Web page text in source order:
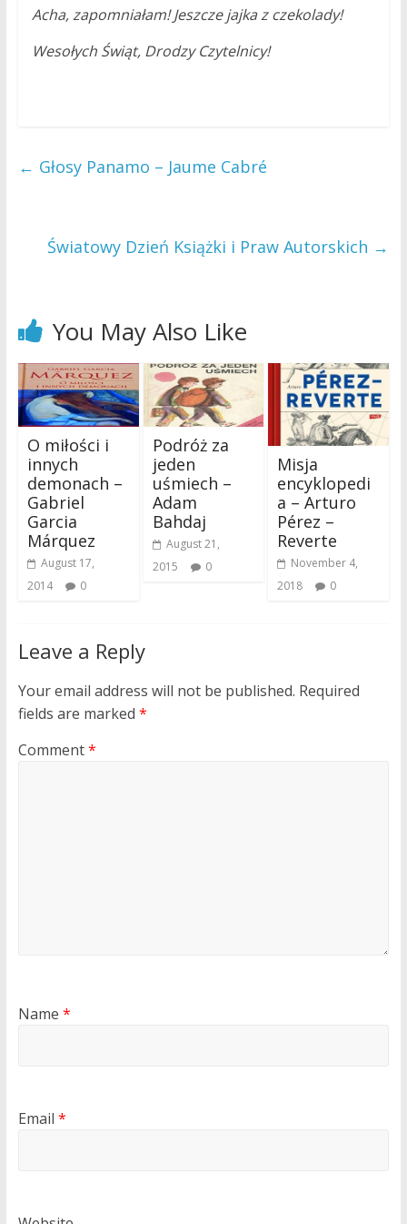
Acha, zapomniałam! Jeszcze jajka z czekolady!
Wesołych Świąt, Drodzy Czytelnicy!
← Głosy Panamo – Jaume Cabré
Światowy Dzień Książki i Praw Autorskich →
You May Also Like
O miłości i
innych
demonach –
Gabriel
Garcia
Márquez
August 17,
2014
0
Podróż za
jeden
uśmiech –
Adam
Bahdaj
August 21,
2015
0
Misja
encyklopedi
a – Arturo
Pérez –
Reverte
November 4,
2018
0
Leave a Reply
Your email address will not be published. Required
fields are marked *
Comment*
Name *
Email *